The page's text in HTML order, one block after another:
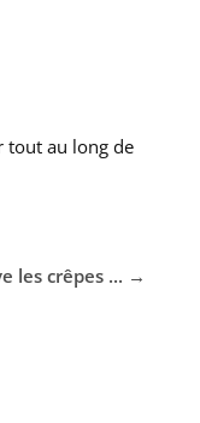
tout au long de
les crêpes ... →